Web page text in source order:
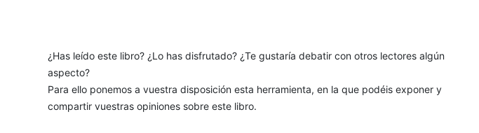
¿Has leído este libro? ¿Lo has disfrutado? ¿Te gustaría debatir con otros lectores algún
aspecto?
Para ello ponemos a vuestra disposición esta herramienta, en la que podéis exponer y
compartir vuestras opiniones sobre este libro.